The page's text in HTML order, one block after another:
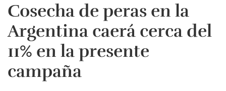
Cosecha de peras en la
Argentina caerá cerca del
11% en la presente
campaña